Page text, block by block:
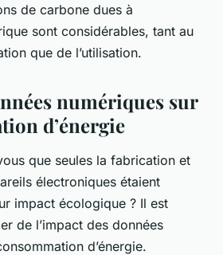
de carbone dues à
sont considérables, tant au
que de l’utilisation.
numériques sur
d’énergie
que seules la fabrication et
électroniques étaient
impact écologique ? Il est
de l’impact des données
d’énergie.